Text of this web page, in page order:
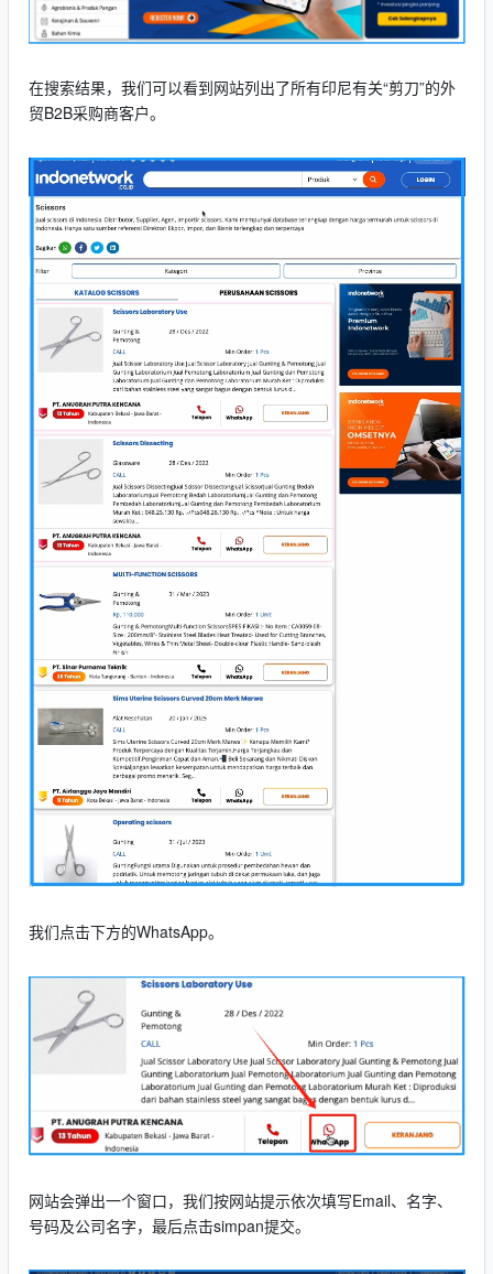
在搜索结果，我们可以看到网站列出了所有印尼有关“剪刀”的外
贸B2B采购商客户。
我们点击下方的WhatsApp。
网站会弹出一个窗口，我们按网站提示依次填写Email、名字、
号码及公司名字，最后点击simpan提交。